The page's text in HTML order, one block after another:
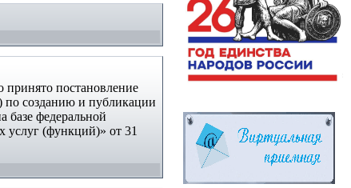
постановление
по созданию и публикации
базе федеральной
услуг (функций)» от 31